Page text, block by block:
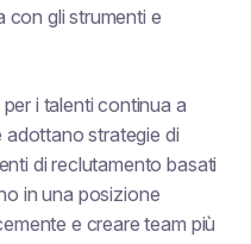
con gli strumenti e
i talenti continua a
strategie di
di reclutamento basati
in una posizione
e creare team più